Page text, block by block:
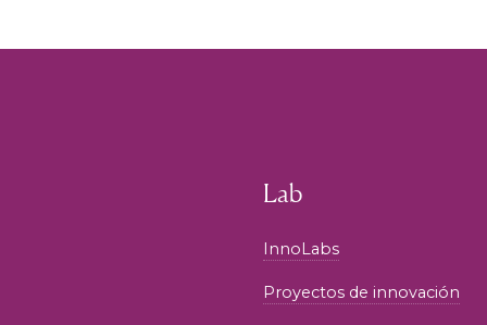
Lab
InnoLabs
Proyectos de innovación